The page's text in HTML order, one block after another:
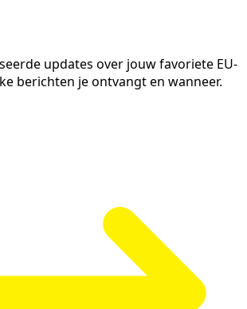
updates over jouw favoriete EU-
berichten je ontvangt en wanneer.